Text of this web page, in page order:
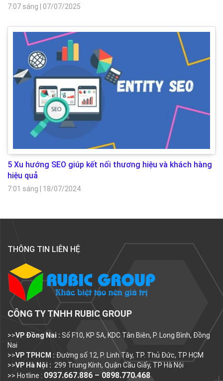
7:07 sáng 07/07/2025
5 Xu hướng SEO giúp kết nối thương hiệu và khách hàng
hiệu quả
7:01 sáng 18/07/2024
THÔNG TIN LIÊN HỆ
CÔNG TY TNHH RUBIC GROUP
>>VP Đồng Nai : Số F10, KP 5A, KDC Tân Biên, P. Long Bình, Đồng
Nai
>>VP TPHCM : Đường số 12, P. Linh Tây, TP. Thủ Đức, TP HCM
>>VP Hà Nội : 299 Trung Kính, Quận Cầu Giấy, TP Hà Nội
>> Hotline : 0937.667.886 – 0898.770.468